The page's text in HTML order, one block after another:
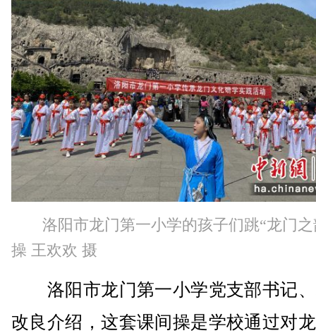
洛阳市龙门第一小学的孩子们跳“龙门
操 王欢欢 摄
洛阳市龙门第一小学党支部书记
改良介绍，这套课间操是学校通过对